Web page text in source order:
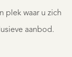
plek waar u zich
aanbod.